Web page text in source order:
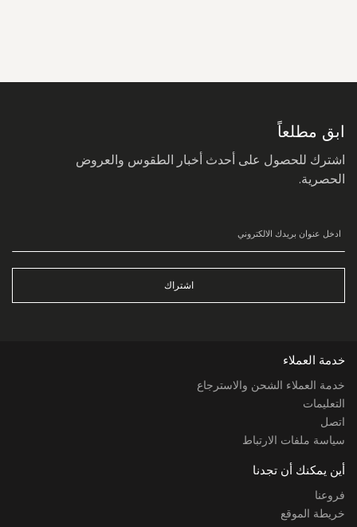
ابق مطلعاً
اشترك للحصول على أحدث أخبار الطقوس والعروض
الحصرية.
اشتراك
خدمة العملاء
خدمة العملاء الشحن والاسترجاع
التعليمات
اتصل
سياسة ملفات الارتباط
أين يمكنك أن تجدنا
فروعنا
خريطة الموقع